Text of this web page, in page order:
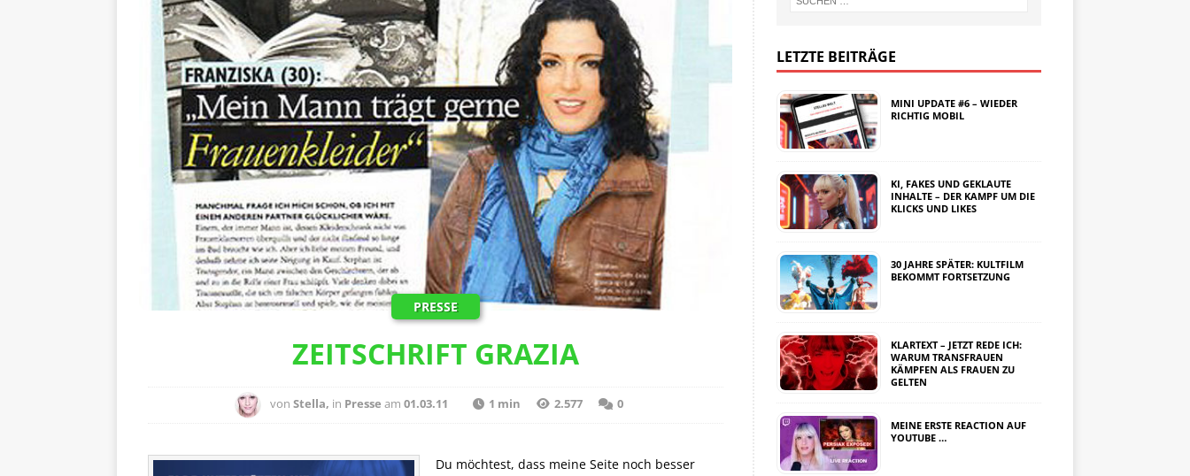
PRESSE
ZEITSCHRIFT GRAZIA
von Stella, in Presse am 01.03.11 1 min 2.577 0
Du möchtest, dass meine Seite noch besser
LETZTE BEITRÄGE
MINI UPDATE #6 – WIEDER
RICHTIG MOBIL
KI, FAKES UND GEKLAUTE
INHALTE – DER KAMPF UM DIE
KLICKS UND LIKES
30 JAHRE SPÄTER: KULTFILM
BEKOMMT FORTSETZUNG
KLARTEXT – JETZT REDE ICH:
WARUM TRANSFRAUEN
KÄMPFEN ALS FRAUEN ZU
GELTEN
MEINE ERSTE REACTION AUF
YOUTUBE …